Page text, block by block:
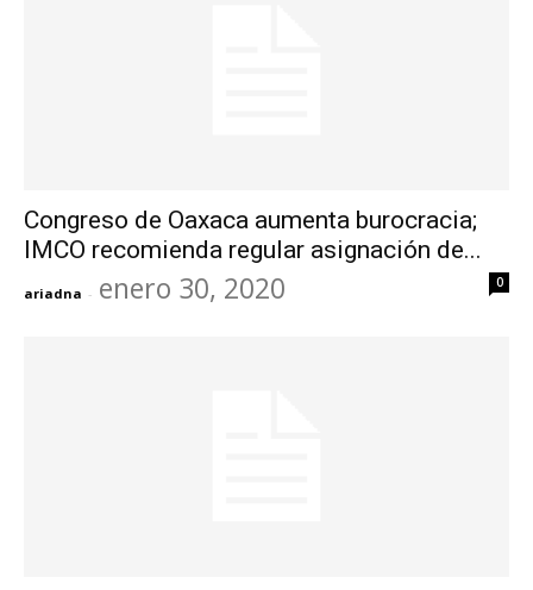
Congreso de Oaxaca aumenta burocracia;
IMCO recomienda regular asignación de...
ariadna - enero 30, 2020 0